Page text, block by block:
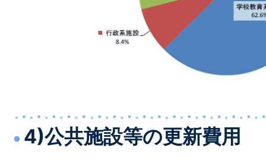
4)公共施設等の更新費用